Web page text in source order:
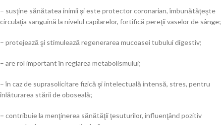
– susţine sănătatea inimii şi este protector coronarian, îmbunătăţeşte
circulaţia sanguină la nivelul capilarelor, fortifică pereţii vaselor de sânge;
– protejează şi stimulează regenerarea mucoasei tubului digestiv;
– are rol important în reglarea metabolismului;
– în caz de suprasolicitare fizică şi intelectuală intensă, stres, pentru
înlăturarea stării de oboseală;
– contribuie la menţinerea sănătăţii ţesuturilor, influenţând pozitiv